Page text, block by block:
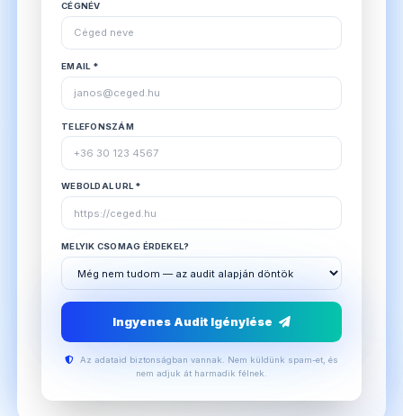
CÉGNÉV
EMAIL *
TELEFONSZÁM
WEBOLDAL URL *
MELYIK CSOMAG ÉRDEKEL?
Ingyenes Audit Igénylése
Az adataid biztonságban vannak. Nem küldünk spam-et, és
nem adjuk át harmadik félnek.